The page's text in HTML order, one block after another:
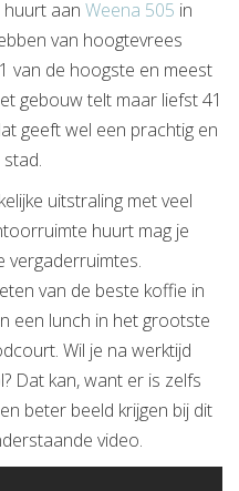
aan Weena 505 in
van hoogtevrees
van de hoogste en meest
gebouw telt maar liefst 41
geeft wel een prachtig en
uitstraling met veel
huurt mag je
vergaderruimtes.
van de beste koffie in
een lunch in het grootste
Wil je na werktijd
Dat kan, want er is zelfs
beter beeld krijgen bij dit
video.